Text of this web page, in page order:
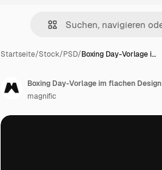
Startseite/Stock/PSD/Boxing Day-Vorlage i…
Boxing Day-Vorlage im flachen Design
magnific